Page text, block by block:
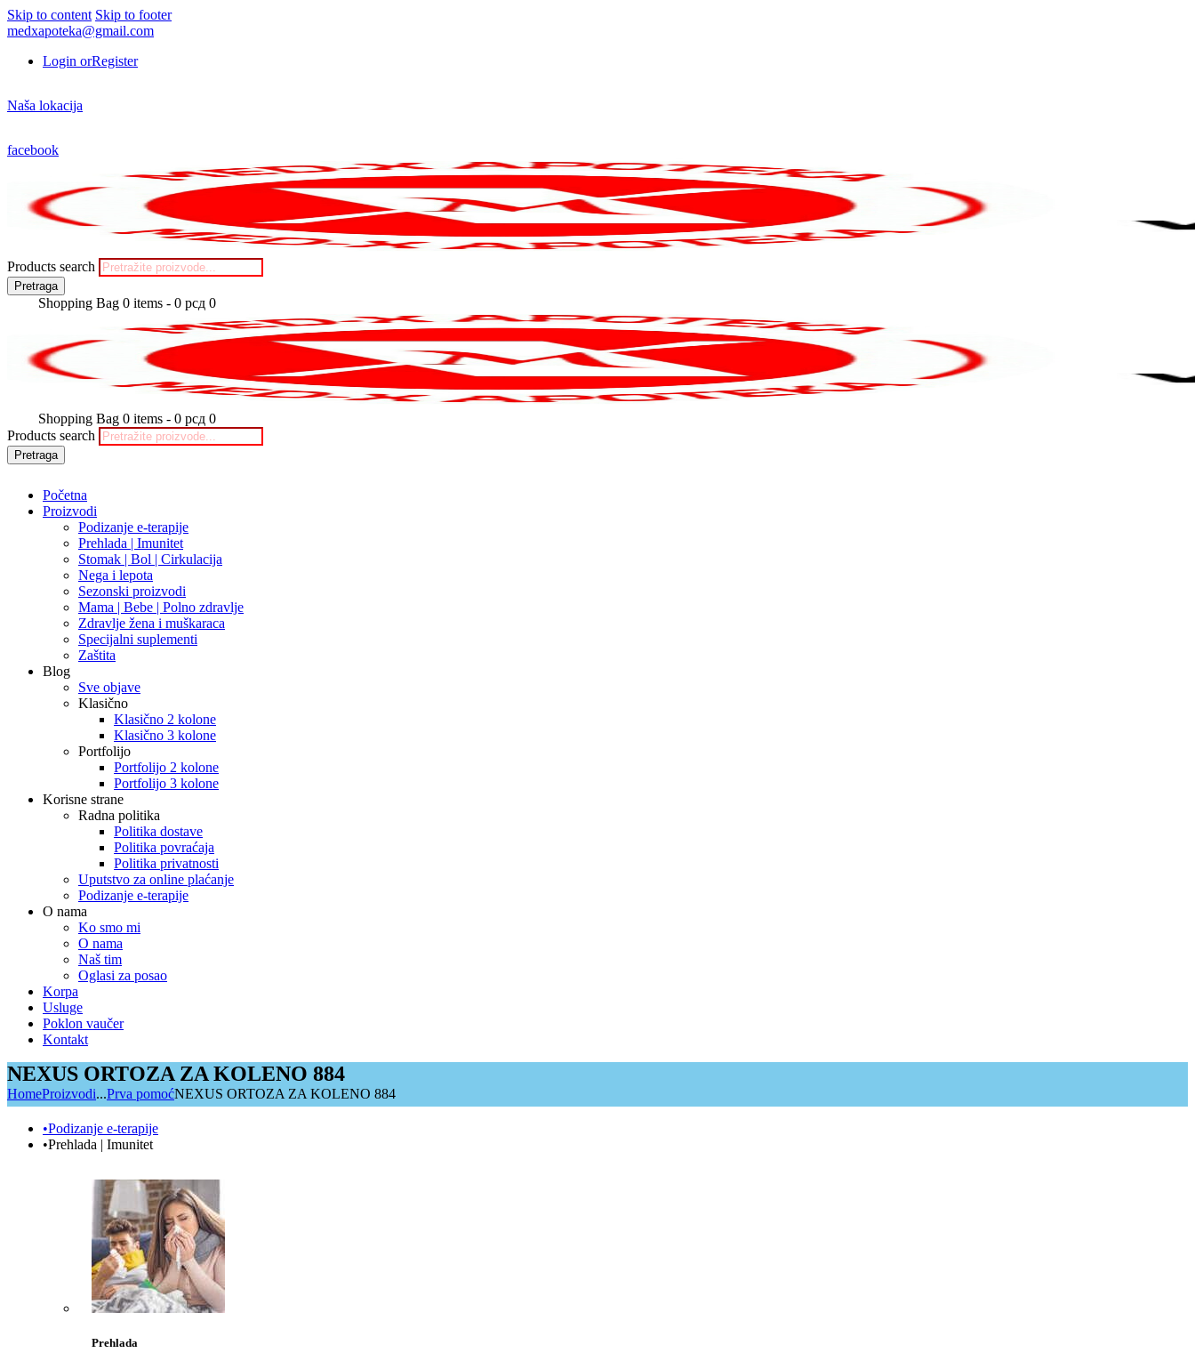
Skip to content Skip to footer
medxapoteka@gmail.com
Login orRegister
Naša lokacija
facebook
Products search
Pretraga
Shopping Bag 0 items - 0 рсд 0
Shopping Bag 0 items - 0 рсд 0
Products search
Pretraga
Početna
Proizvodi
Podizanje e-terapije
Prehlada | Imunitet
Stomak | Bol | Cirkulacija
Nega i lepota
Sezonski proizvodi
Mama | Bebe | Polno zdravlje
Zdravlje žena i muškaraca
Specijalni suplementi
Zaštita
Blog
Sve objave
Klasično
Klasično 2 kolone
Klasično 3 kolone
Portfolijo
Portfolijo 2 kolone
Portfolijo 3 kolone
Korisne strane
Radna politika
Politika dostave
Politika povraćaja
Politika privatnosti
Uputstvo za online plaćanje
Podizanje e-terapije
O nama
Ko smo mi
O nama
Naš tim
Oglasi za posao
Korpa
Usluge
Poklon vaučer
Kontakt
NEXUS ORTOZA ZA KOLENO 884
HomeProizvodi...Prva pomoćNEXUS ORTOZA ZA KOLENO 884
•Podizanje e-terapije
•Prehlada | Imunitet
Prehlada